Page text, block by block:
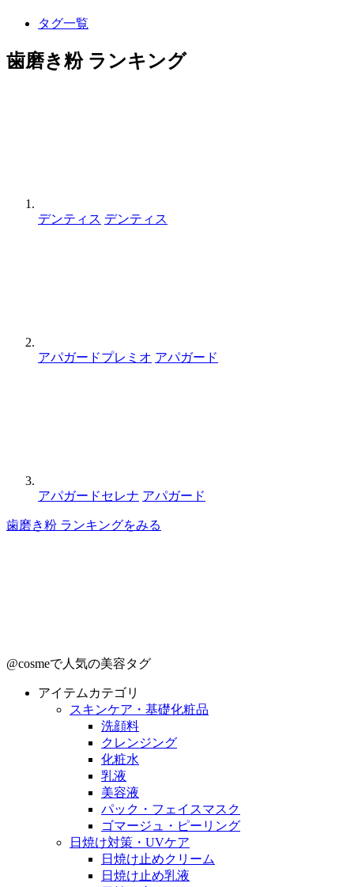
タグ一覧
歯磨き粉 ランキング
デンティス デンティス
アパガードプレミオ アパガード
アパガードセレナ アパガード
歯磨き粉 ランキングをみる
@cosmeで人気の美容タグ
アイテムカテゴリ
スキンケア・基礎化粧品
洗顔料
クレンジング
化粧水
乳液
美容液
パック・フェイスマスク
ゴマージュ・ピーリング
日焼け対策・UVケア
日焼け止めクリーム
日焼け止め乳液